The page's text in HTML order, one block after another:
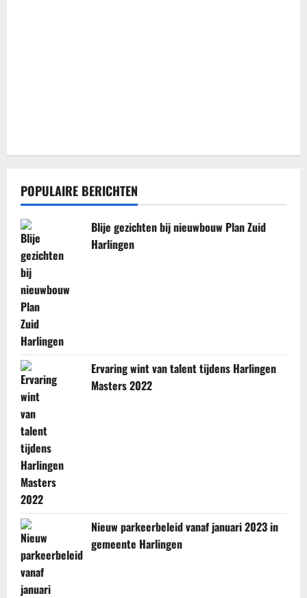
POPULAIRE BERICHTEN
Blije gezichten bij nieuwbouw Plan Zuid
Harlingen
Ervaring wint van talent tijdens Harlingen
Masters 2022
Nieuw parkeerbeleid vanaf januari 2023 in
gemeente Harlingen